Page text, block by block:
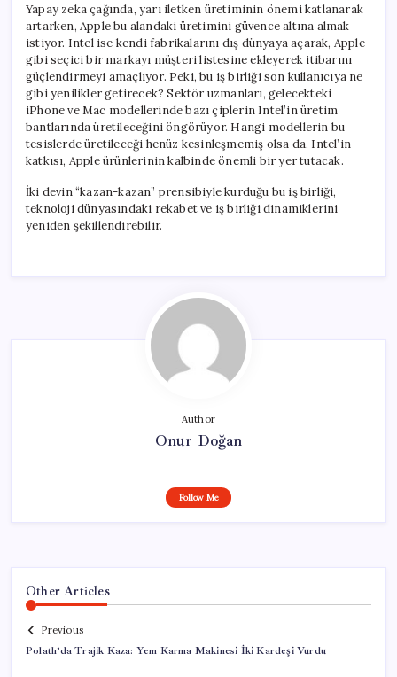
Yapay zeka çağında, yarı iletken üretiminin önemi katlanarak
artarken, Apple bu alandaki üretimini güvence altına almak
istiyor. Intel ise kendi fabrikalarını dış dünyaya açarak, Apple
gibi seçici bir markayı müşteri listesine ekleyerek itibarını
güçlendirmeyi amaçlıyor. Peki, bu iş birliği son kullanıcıya ne
gibi yenilikler getirecek? Sektör uzmanları, gelecekteki
iPhone ve Mac modellerinde bazı çiplerin Intel’in üretim
bantlarında üretileceğini öngörüyor. Hangi modellerin bu
tesislerde üretileceği henüz kesinleşmemiş olsa da, Intel’in
katkısı, Apple ürünlerinin kalbinde önemli bir yer tutacak.
İki devin “kazan-kazan” prensibiyle kurduğu bu iş birliği,
teknoloji dünyasındaki rekabet ve iş birliği dinamiklerini
yeniden şekillendirebilir.
Author
Onur Doğan
Follow Me
Other Articles
Previous
Polatlı’da Trajik Kaza: Yem Karma Makinesi İki Kardeşi Vurdu